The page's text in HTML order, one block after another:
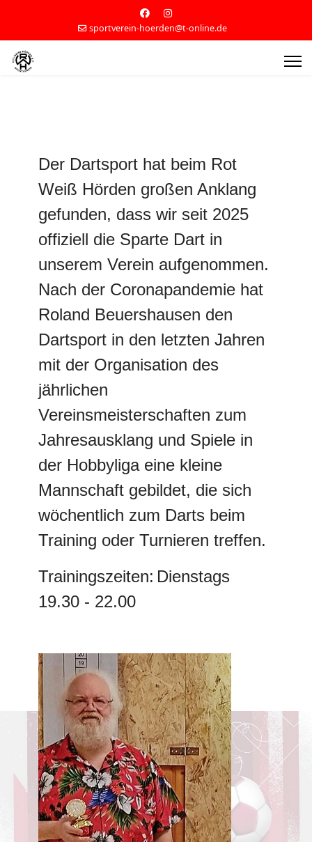
sportverein-hoerden@t-online.de
Der Dartsport hat beim Rot
Weiß Hörden großen Anklang
gefunden, dass wir seit 2025
offiziell die Sparte Dart in
unserem Verein aufgenommen.
Nach der Coronapandemie hat
Roland Beuershausen den
Dartsport in den letzten Jahren
mit der Organisation des
jährlichen
Vereinsmeisterschaften zum
Jahresausklang und Spiele in
der Hobbyliga eine kleine
Mannschaft gebildet, die sich
wöchentlich zum Darts beim
Training oder Turnieren treffen.
Trainingszeiten: Dienstags
19.30 - 22.00